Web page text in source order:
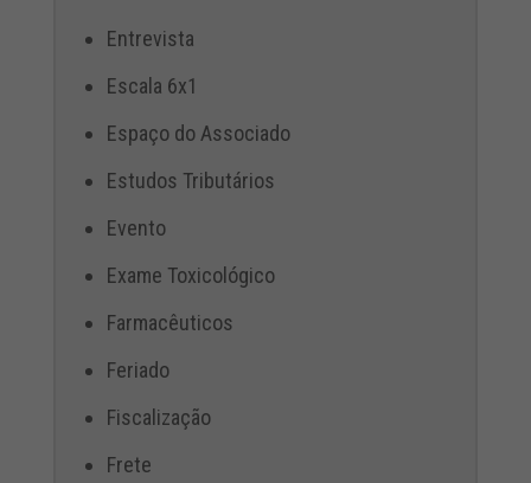
Entrevista
Escala 6x1
Espaço do Associado
Estudos Tributários
Evento
Exame Toxicológico
Farmacêuticos
Feriado
Fiscalização
Frete